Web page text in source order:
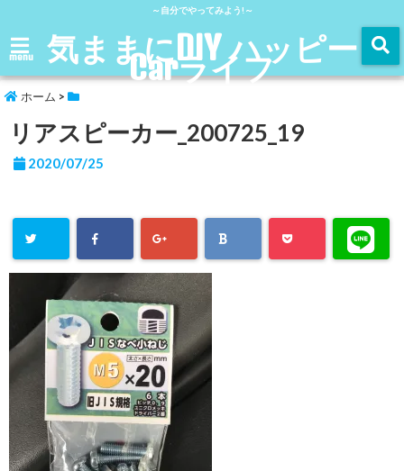
～自分でやってみよう!～
menu 気ままにDIY ハッピー
Carライフ
ホーム >
リアスピーカー_200725_19
2020/07/25